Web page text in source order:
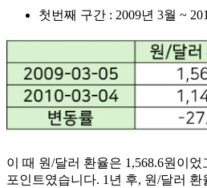
첫번째 구간 : 2009년 3월 ~
이 때 원/달러 환율은 1,568.6원이었
포인트였습니다. 1년 후, 원/달러 환